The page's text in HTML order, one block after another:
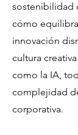
sostenibilidad
cómo
innovación
cultura
como la IA,
complejidad
corporativa.